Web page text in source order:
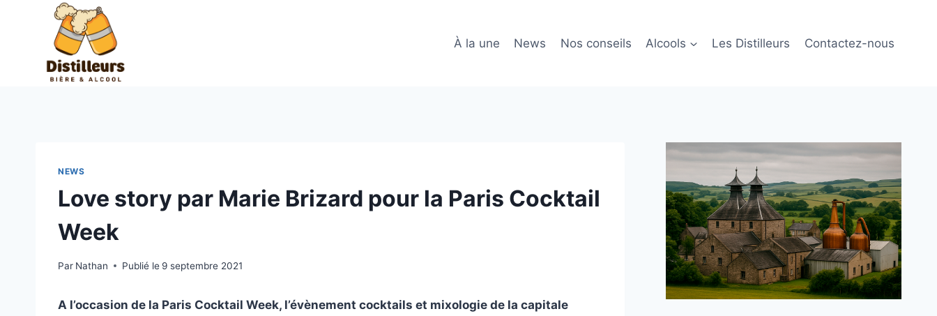
À la une News Nos conseils Alcools Les Distilleurs Contactez-nous
NEWS
Love story par Marie Brizard pour la Paris Cocktail
Week
Par Nathan Publié le 9 septembre 2021
A l’occasion de la Paris Cocktail Week, l’évènement cocktails et mixologie de la capitale